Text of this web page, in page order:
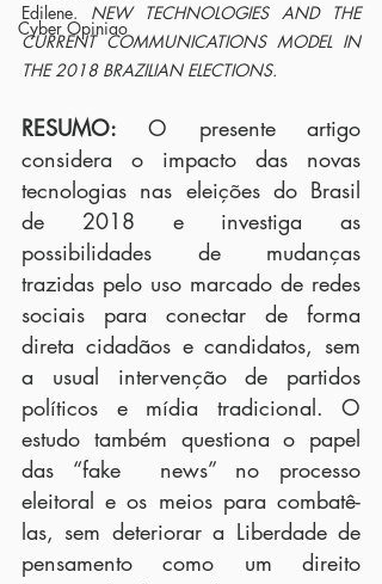
Cyber Opiniao
Edilene. NEW TECHNOLOGIES AND THE
CURRENT COMMUNICATIONS MODEL IN
THE 2018 BRAZILIAN ELECTIONS.
RESUMO:
O presente artigo
considera o impacto das novas
tecnologias nas eleições do Brasil
de 2018 e investiga as
possibilidades de mudanças
trazidas pelo uso marcado de redes
sociais para conectar de forma
direta cidadãos e candidatos, sem
a usual intervenção de partidos
políticos e mídia tradicional. O
estudo também questiona o papel
das “fake  news” no processo
eleitoral e os meios para combatê-
las, sem deteriorar a Liberdade de
pensamento como um direito